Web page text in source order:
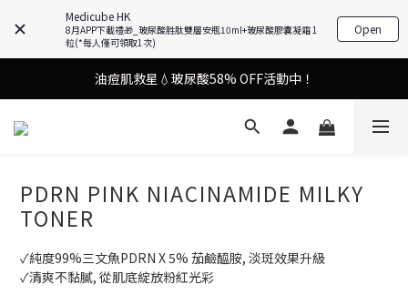
Medicube HK
8月APP下載禮🎁_玻尿酸胜肽雙層安瓶10ml+玻尿酸膠囊凝霜 1
粒(*每人僅可領取1次)
Open
9in1多功能美容儀🌸護膚效果UP！
9in1多功能美容儀🌸護膚效果UP！
油痘肌救星💧玻尿酸58% OFF活動中！
果凍噴霧！一噴即現美白光透肌✨
PDRN PINK NIACINAMIDE MILKY
TONER
✓純度99%三文魚PDRN X 5% 茄鹼醯胺, 淡斑效果升級
✓清爽不黏膩, 從肌底綻放粉紅光彩